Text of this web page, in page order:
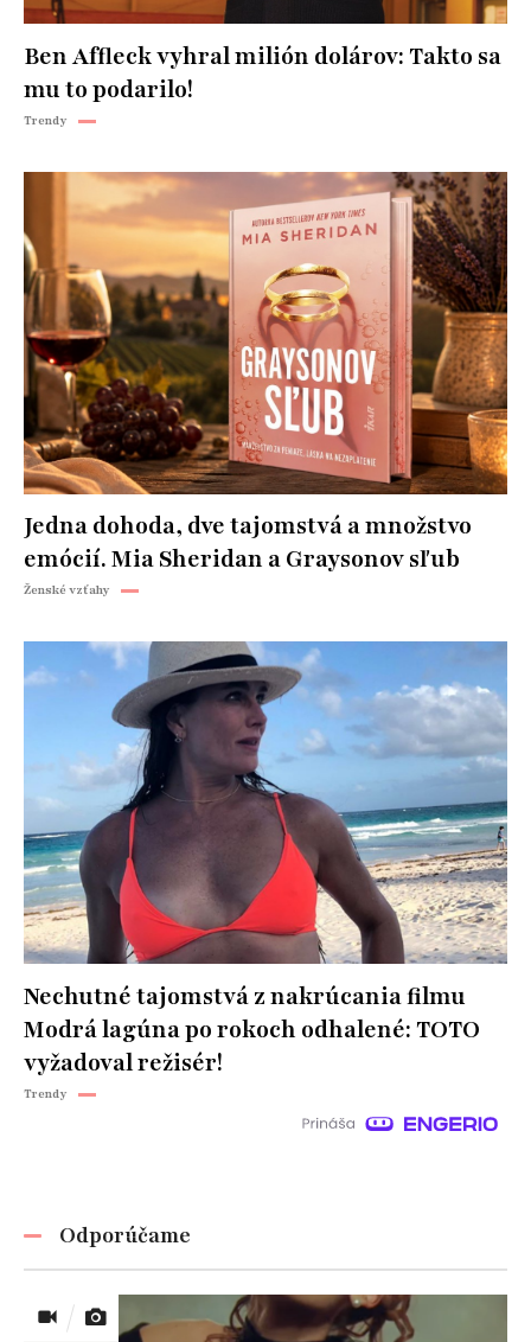
Ben Affleck vyhral milión dolárov: Takto sa
mu to podarilo!
Trendy
Jedna dohoda, dve tajomstvá a množstvo
emócií. Mia Sheridan a Graysonov sľub
Ženské vzťahy
Nechutné tajomstvá z nakrúcania filmu
Modrá lagúna po rokoch odhalené: TOTO
vyžadoval režisér!
Trendy
Odporúčame